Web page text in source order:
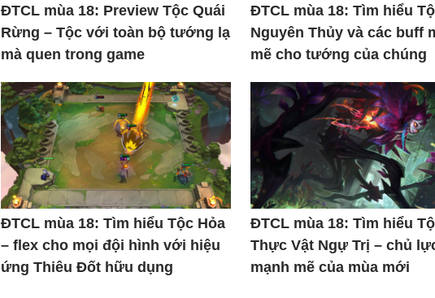
ĐTCL mùa 18: Preview Tộc Quái
Rừng – Tộc với toàn bộ tướng lạ
mà quen trong game
ĐTCL mùa 18: Tìm hiểu
Nguyên Thủy và các buff
mẽ cho tướng của chúng
ĐTCL mùa 18: Tìm hiểu Tộc Hỏa
– flex cho mọi đội hình với hiệu
ứng Thiêu Đốt hữu dụng
ĐTCL mùa 18: Tìm hiểu
Thực Vật Ngự Trị – chủ
mạnh mẽ của mùa mới